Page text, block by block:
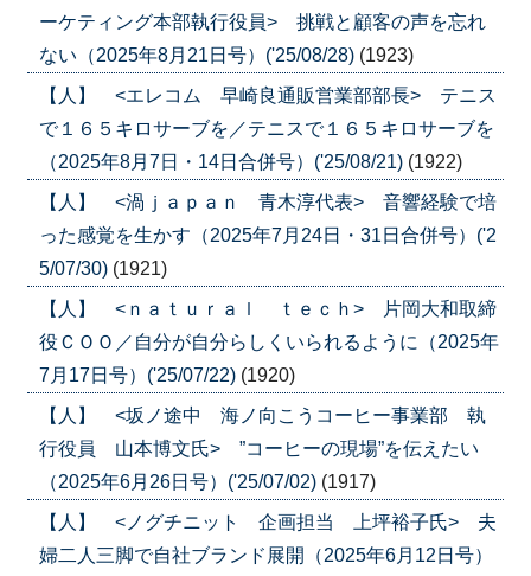
ーケティング本部執行役員> 挑戦と顧客の声を忘れ
ない（2025年8月21日号）('25/08/28) (1923)
【人】 <エレコム 早崎良通販営業部部長> テニス
で１６５キロサーブを／テニスで１６５キロサーブを
（2025年8月7日・14日合併号）('25/08/21) (1922)
【人】 <渦ｊａｐａｎ 青木淳代表> 音響経験で培
った感覚を生かす（2025年7月24日・31日合併号）('2
5/07/30) (1921)
【人】 <ｎａｔｕｒａｌ ｔｅｃｈ> 片岡大和取締
役ＣＯＯ／自分が自分らしくいられるように（2025年
7月17日号）('25/07/22) (1920)
【人】 <坂ノ途中 海ノ向こうコーヒー事業部 執
行役員 山本博文氏> ”コーヒーの現場”を伝えたい
（2025年6月26日号）('25/07/02) (1917)
【人】 <ノグチニット 企画担当 上坪裕子氏> 夫
婦二人三脚で自社ブランド展開（2025年6月12日号）